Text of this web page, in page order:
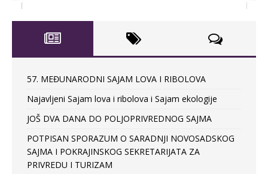
57. MEĐUNARODNI SAJAM LOVA I RIBOLOVA
Najavljeni Sajam lova i ribolova i Sajam ekologije
JOŠ DVA DANA DO POLJOPRIVREDNOG SAJMA
POTPISAN SPORAZUM O SARADNJI NOVOSADSKOG
SAJMA I POKRAJINSKOG SEKRETARIJATA ZA
PRIVREDU I TURIZAM